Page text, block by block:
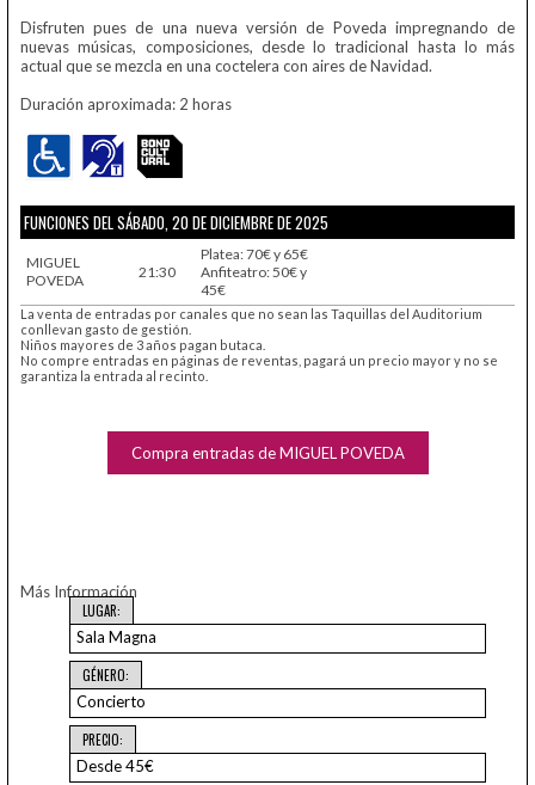
Disfruten pues de una nueva versión de Poveda impregnando de
nuevas músicas, composiciones, desde lo tradicional hasta lo más
actual que se mezcla en una coctelera con aires de Navidad.
Duración aproximada: 2 horas
FUNCIONES DEL SÁBADO, 20 DE DICIEMBRE DE 2025
MIGUEL
POVEDA
21:30
Platea: 70€ y 65€
Anfiteatro: 50€ y
45€
La venta de entradas por canales que no sean las Taquillas del Auditorium
conllevan gasto de gestión.
Niños mayores de 3 años pagan butaca.
No compre entradas en páginas de reventas, pagará un precio mayor y no se
garantiza la entrada al recinto.
Compra entradas de MIGUEL POVEDA
Más Información
LUGAR:
Sala Magna
GÉNERO:
Concierto
PRECIO:
Desde 45€